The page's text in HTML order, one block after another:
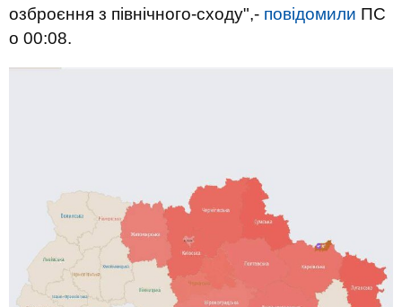
озброєння з північного-сходу",- повідомили ПС
о 00:08.